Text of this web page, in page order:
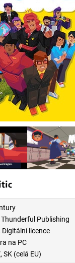
Thunderful Publishing
Digitální licence
na PC
SK (celá EU)